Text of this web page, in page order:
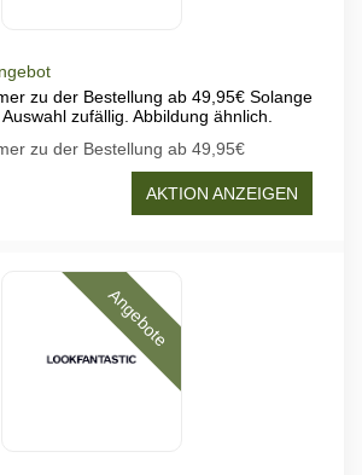
zu der Bestellung ab 49,95€ Solange
zufällig. Abbildung ähnlich.
zu der Bestellung ab 49,95€
AKTION ANZEIGEN
Angebote